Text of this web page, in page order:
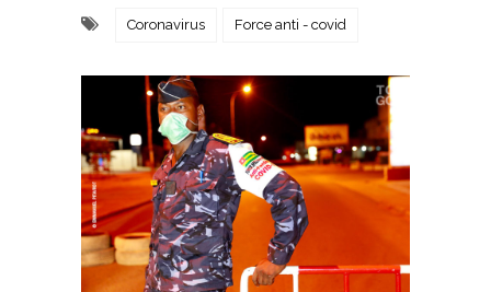
Coronavirus Force anti - covid